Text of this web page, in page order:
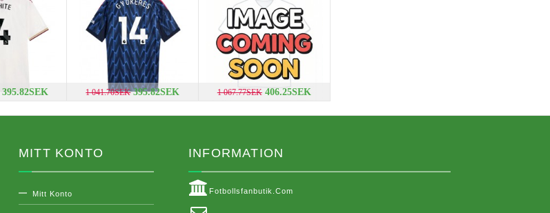
395.82SEK 1 041.70SEK 395.82SEK 1 067.77SEK 406.25SEK
MITT KONTO
Mitt Konto
INFORMATION
Fotbollsfanbutik.com